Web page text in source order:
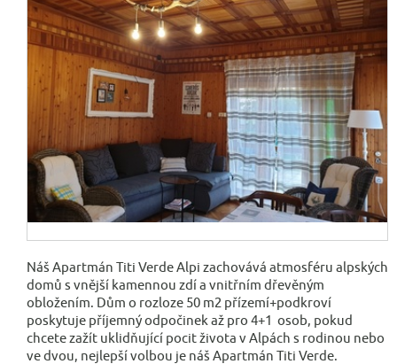
Náš Apartmán Titi Verde Alpi zachovává atmosféru alpských
domů s vnější kamennou zdí a vnitřním dřevěným
obložením. Dům o rozloze 50 m2 přízemí+podkroví
poskytuje příjemný odpočinek až pro 4+1 osob, pokud
chcete zažít uklidňující pocit života v Alpách s rodinou nebo
ve dvou, nejlepší volbou je náš Apartmán Titi Verde.